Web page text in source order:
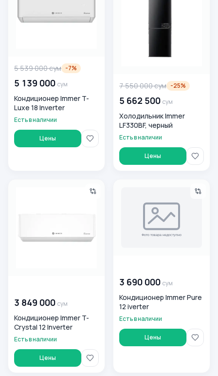
5 539 000сум -7%
5 139 000 сум
Кондиционер Immer T-
Luxe 18 Inverter
Есть в наличии
Цены
7 550 000сум -25%
5 662 500 сум
Холодильник Immer
LF330BF, черный
Есть в наличии
Цены
3 849 000 сум
Кондиционер Immer T-
Crystal 12 Inverter
Есть в наличии
Цены
3 690 000 сум
Кондиционер Immer Pure
12 iverter
Есть в наличии
Цены